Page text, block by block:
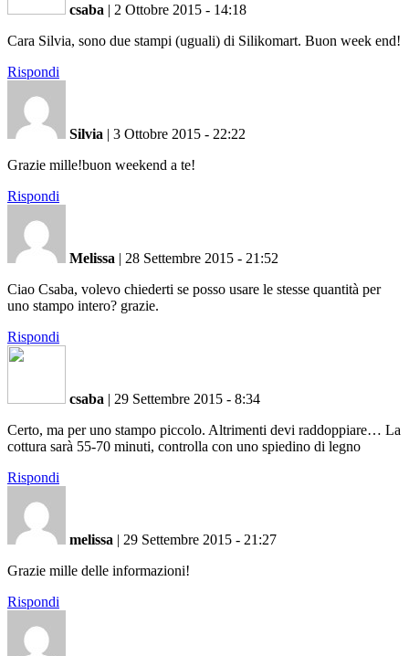
csaba | 2 Ottobre 2015 - 14:18
Cara Silvia, sono due stampi (uguali) di Silikomart. Buon week end!
Rispondi
Silvia | 3 Ottobre 2015 - 22:22
Grazie mille!buon weekend a te!
Rispondi
Melissa | 28 Settembre 2015 - 21:52
Ciao Csaba, volevo chiederti se posso usare le stesse quantità per
uno stampo intero? grazie.
Rispondi
csaba | 29 Settembre 2015 - 8:34
Certo, ma per uno stampo piccolo. Altrimenti devi raddoppiare… La
cottura sarà 55-70 minuti, controlla con uno spiedino di legno
Rispondi
melissa | 29 Settembre 2015 - 21:27
Grazie mille delle informazioni!
Rispondi